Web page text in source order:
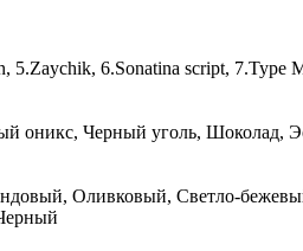
5.Zaychik, 6.Sonatina script,
оникс, Черный уголь, Шоколад,
Оливковый, Светло-